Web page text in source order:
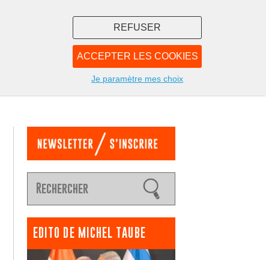
ACCEPTER LES COOKIES
REFUSER
Je paramètre mes choix
NOUS
EDITO DE MICHEL TAUBE